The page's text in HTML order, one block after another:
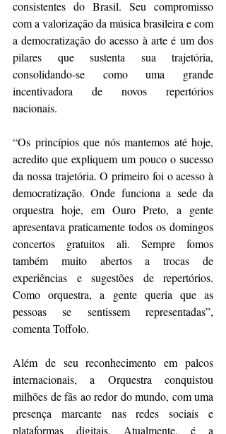
consistentes do Brasil. Seu compromisso
com a valorização da música brasileira e com
a democratização do acesso à arte é um dos
pilares que sustenta sua trajetória,
consolidando-se como uma grande
incentivadora de novos repertórios
nacionais.
“Os princípios que nós mantemos até hoje,
acredito que expliquem um pouco o sucesso
da nossa trajetória. O primeiro foi o acesso à
democratização. Onde funciona a sede da
orquestra hoje, em Ouro Preto, a gente
apresentava praticamente todos os domingos
concertos gratuitos ali. Sempre fomos
também muito abertos a trocas de
experiências e sugestões de repertórios.
Como orquestra, a gente queria que as
pessoas se sentissem representadas”,
comenta Toffolo.
Além de seu reconhecimento em palcos
internacionais, a Orquestra conquistou
milhões de fãs ao redor do mundo, com uma
presença marcante nas redes sociais e
plataformas digitais. Atualmente, é a